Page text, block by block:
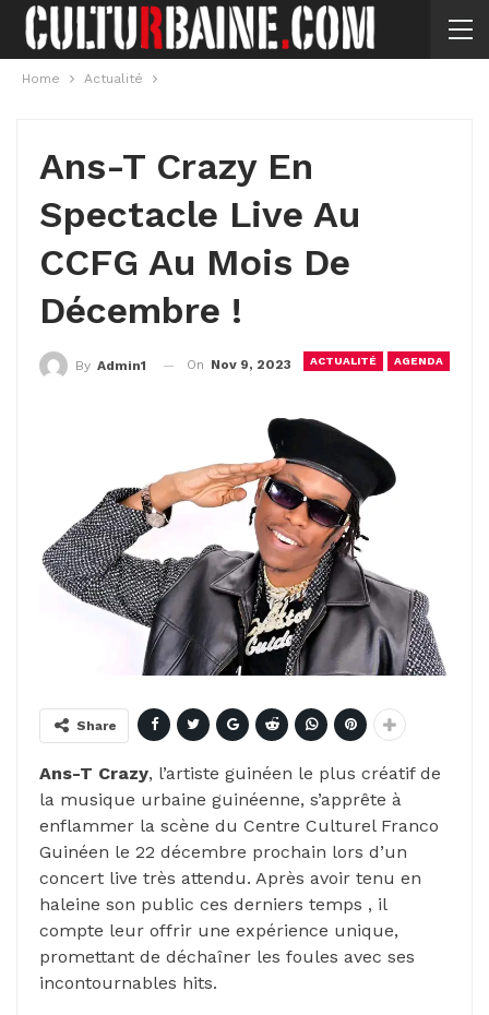
Home Actualité
Ans-T Crazy En
Spectacle Live Au
CCFG Au Mois De
Décembre !
ACTUALITÉ AGENDA
By Admin1 On Nov 9, 2023
Share
Ans-T Crazy, l’artiste guinéen le plus créatif de
la musique urbaine guinéenne, s’apprête à
enflammer la scène du Centre Culturel Franco
Guinéen le 22 décembre prochain lors d’un
concert live très attendu. Après avoir tenu en
haleine son public ces derniers temps , il
compte leur offrir une expérience unique,
promettant de déchaîner les foules avec ses
incontournables hits.